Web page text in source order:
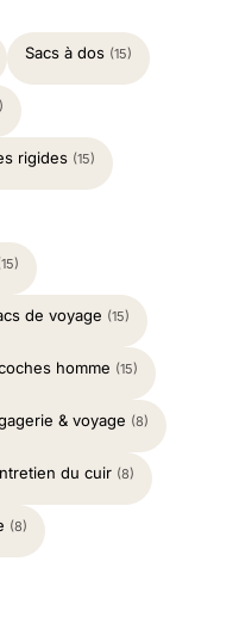
Sacs à dos (15)
rigides (15)
de voyage (15)
homme (15)
& voyage (8)
du cuir (8)
(8)